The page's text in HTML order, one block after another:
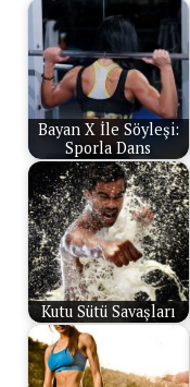
Bayan X İle Söyleşi:
Sporla Dans
Kutu Sütü Savaşları